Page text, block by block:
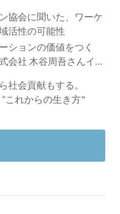
協会に聞いた、ワーケ
活性の可能性
ションの価値をつく
会社 木谷周吾さんイン
社会貢献もする。
これからの生き方"